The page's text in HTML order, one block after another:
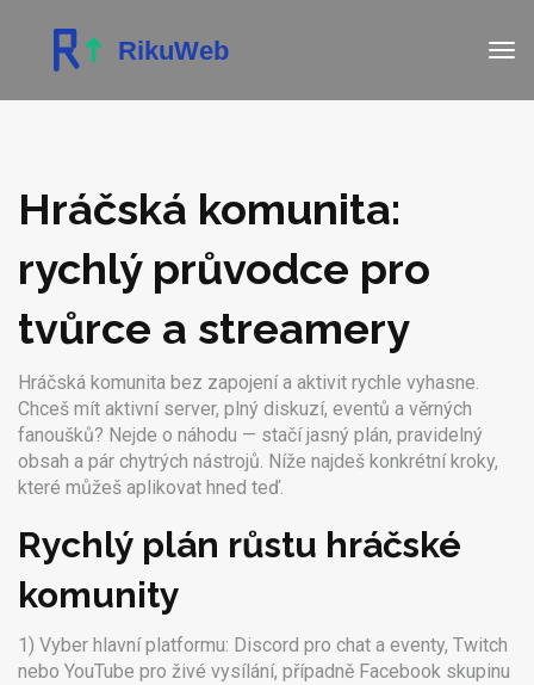
Hráčská komunita:
rychlý průvodce pro
tvůrce a streamery
Hráčská komunita bez zapojení a aktivit rychle vyhasne.
Chceš mít aktivní server, plný diskuzí, eventů a věrných
fanoušků? Nejde o náhodu — stačí jasný plán, pravidelný
obsah a pár chytrých nástrojů. Níže najdeš konkrétní kroky,
které můžeš aplikovat hned teď.
Rychlý plán růstu hráčské
komunity
1) Vyber hlavní platformu: Discord pro chat a eventy, Twitch
nebo YouTube pro živé vysílání, případně Facebook skupinu